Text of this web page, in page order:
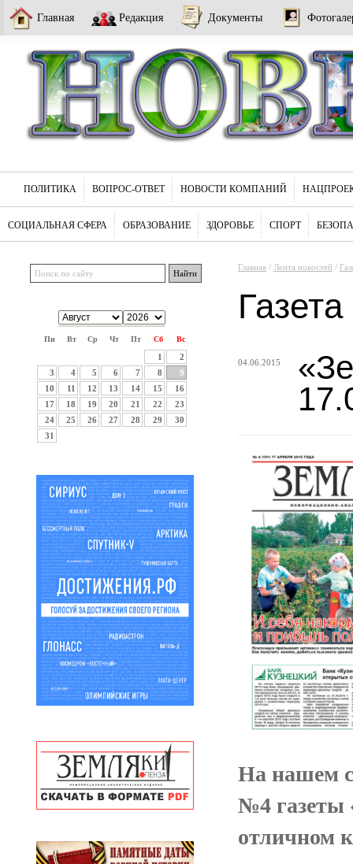
Главная Редакция Документы
ПОЛИТИКА ВОПРОС-ОТВЕТ НОВОСТИ КОМПАНИЙ
СОЦИАЛЬНАЯ СФЕРА ОБРАЗОВАНИЕ ЗДОРОВЬЕ СПОРТ
Пн Вт Ср Чт Пт Сб Вс
1
2
3
4 5 6 7 8
9
10
11 12 13 14 15
16
17
18 19 20 21 22
23
24
25 26 27 28 29
30
31
Главная / Лента новостей /
04.06.2015
На нашем
№4 газеты
отличном